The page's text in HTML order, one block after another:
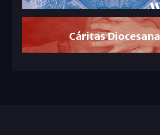
Cáritas Diocesana